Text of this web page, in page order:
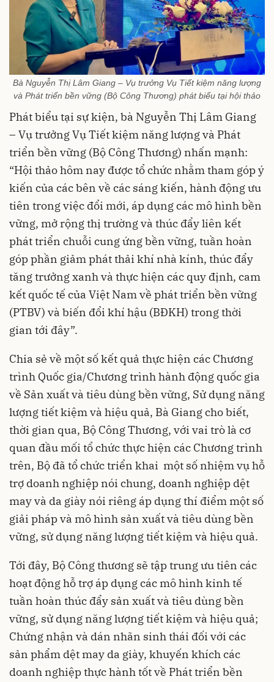
Bà Nguyễn Thị Lâm Giang – Vụ trưởng Vụ Tiết kiệm năng lượng
và Phát triển bền vững (Bộ Công Thương) phát biểu tại hội thảo
Phát biểu tại sự kiện, bà Nguyễn Thị Lâm Giang
– Vụ trưởng Vụ Tiết kiệm năng lượng và Phát
triển bền vững (Bộ Công Thương) nhấn mạnh:
“Hội thảo hôm nay được tổ chức nhằm tham góp ý
kiến của các bên về các sáng kiến, hành động ưu
tiên trong việc đổi mới, áp dụng các mô hình bền
vững, mở rộng thị trường và thúc đẩy liên kết
phát triển chuỗi cung ứng bền vững, tuần hoàn
góp phần giảm phát thải khí nhà kính, thúc đẩy
tăng trưởng xanh và thực hiện các quy định, cam
kết quốc tế của Việt Nam về phát triển bền vững
(PTBV) và biến đổi khí hậu (BĐKH) trong thời
gian tới đây”.
Chia sẻ về một số kết quả thực hiện các Chương
trình Quốc gia/Chương trình hành động quốc gia
về Sản xuất và tiêu dùng bền vững, Sử dụng năng
lượng tiết kiệm và hiệu quả, Bà Giang cho biết,
thời gian qua, Bộ Công Thương, với vai trò là cơ
quan đầu mối tổ chức thực hiện các Chương trình
trên, Bộ đã tổ chức triển khai một số nhiệm vụ hỗ
trợ doanh nghiệp nói chung, doanh nghiệp dệt
may và da giày nói riêng áp dụng thí điểm một số
giải pháp và mô hình sản xuất và tiêu dùng bền
vững, sử dụng năng lượng tiết kiệm và hiệu quả.
Tới đây, Bộ Công thương sẽ tập trung ưu tiên các
hoạt động hỗ trợ áp dụng các mô hình kinh tế
tuần hoàn thúc đẩy sản xuất và tiêu dùng bền
vững, sử dụng năng lượng tiết kiệm và hiệu quả;
Chứng nhận và dán nhãn sinh thái đối với các
sản phẩm dệt may da giày, khuyến khích các
doanh nghiệp thực hành tốt về Phát triển bền